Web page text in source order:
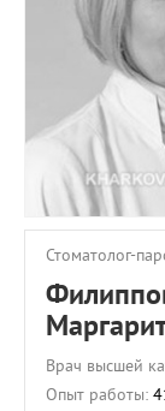
Стоматолог-
Врач высшей
Опыт работы: